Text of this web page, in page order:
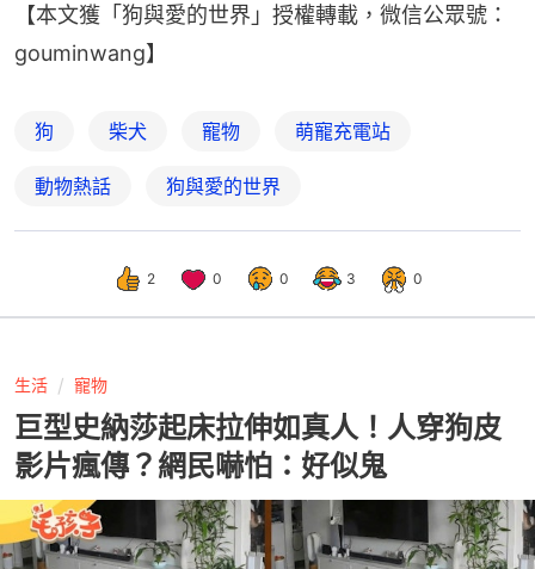
【本文獲「狗與愛的世界」授權轉載，微信公眾號：
gouminwang】
狗 柴犬 寵物 萌寵充電站
動物熱話 狗與愛的世界
2 0 0 3 0
生活 寵物
巨型史納莎起床拉伸如真人！人穿狗皮
影片瘋傳？網民嚇怕：好似鬼